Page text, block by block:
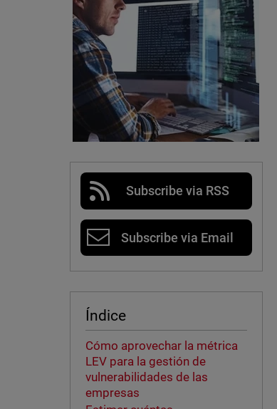
Subscribe via RSS
Subscribe via Email
Índice
Cómo aprovechar la métrica
LEV para la gestión de
vulnerabilidades de las
empresas